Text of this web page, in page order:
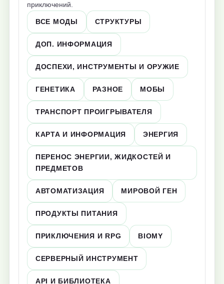
приключений.
ВСЕ МОДЫ СТРУКТУРЫ
ДОП. ИНФОРМАЦИЯ
ДОСПЕХИ, ИНСТРУМЕНТЫ И ОРУЖИЕ
ГЕНЕТИКА РАЗНОЕ МОБЫ
ТРАНСПОРТ ПРОИГРЫВАТЕЛЯ
КАРТА И ИНФОРМАЦИЯ ЭНЕРГИЯ
ПЕРЕНОС ЭНЕРГИИ, ЖИДКОСТЕЙ И
ПРЕДМЕТОВ
АВТОМАТИЗАЦИЯ МИРОВОЙ ГЕН
ПРОДУКТЫ ПИТАНИЯ
ПРИКЛЮЧЕНИЯ И RPG BIOMY
СЕРВЕРНЫЙ ИНСТРУМЕНТ
API И БИБЛИОТЕКА